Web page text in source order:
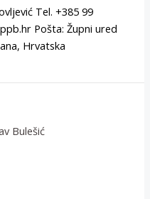
Tel. +385 99
Pošta: Župni ured
Hrvatska
Bulešić